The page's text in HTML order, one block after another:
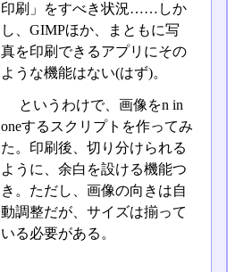
印刷」をすべき状況……しか
し、GIMPほか、まともに写
真を印刷できるアプリにその
ような機能はない(はず)。
というわけで、画像をn in
oneするスクリプトを作ってみ
た。印刷後、切り分けられる
ように、余白を設ける機能つ
き。ただし、画像の向きは自
動調整だが、サイズは揃って
いる必要がある。